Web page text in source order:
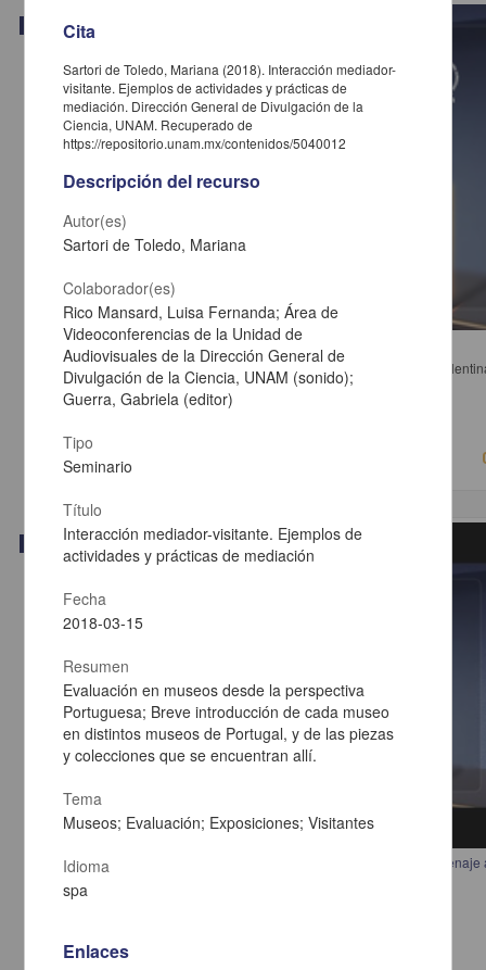
Mesa 1. La modernidad como edad de los derechos
Salazar Carrión, Luis; Vázquez Cardoso, Rodolfo; Pazé,
Michelangelo - Instituto de Investigaciones Jurídicas, UNAM
2018-05-16
Democracia: una gramática contra las apariencias. Seminario de homenaje
Anónimo - Instituto de Investigaciones Jurídicas, UNAM
Ciencias Sociales y Económicas
Cita
Sartori de Toledo, Mariana (2018). Interacción mediador-
visitante. Ejemplos de actividades y prácticas de
mediación. Dirección General de Divulgación de la
Ciencia, UNAM. Recuperado de
https://repositorio.unam.mx/contenidos/5040012
Descripción del recurso
Autor(es)
Sartori de Toledo, Mariana
Colaborador(es)
Rico Mansard, Luisa Fernanda; Área de
Videoconferencias de la Unidad de
Audiovisuales de la Dirección General de
Divulgación de la Ciencia, UNAM (sonido);
Guerra, Gabriela (editor)
Tipo
Seminario
Título
Interacción mediador-visitante. Ejemplos de
actividades y prácticas de mediación
Fecha
2018-03-15
Resumen
Evaluación en museos desde la perspectiva
Portuguesa; Breve introducción de cada museo
en distintos museos de Portugal, y de las piezas
y colecciones que se encuentran allí.
Tema
Museos; Evaluación; Exposiciones; Visitantes
Idioma
spa
Enlaces